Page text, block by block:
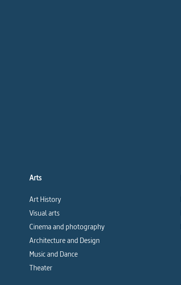
Arts
Art History
Visual arts
Cinema and photography
Architecture and Design
Music and Dance
Theater